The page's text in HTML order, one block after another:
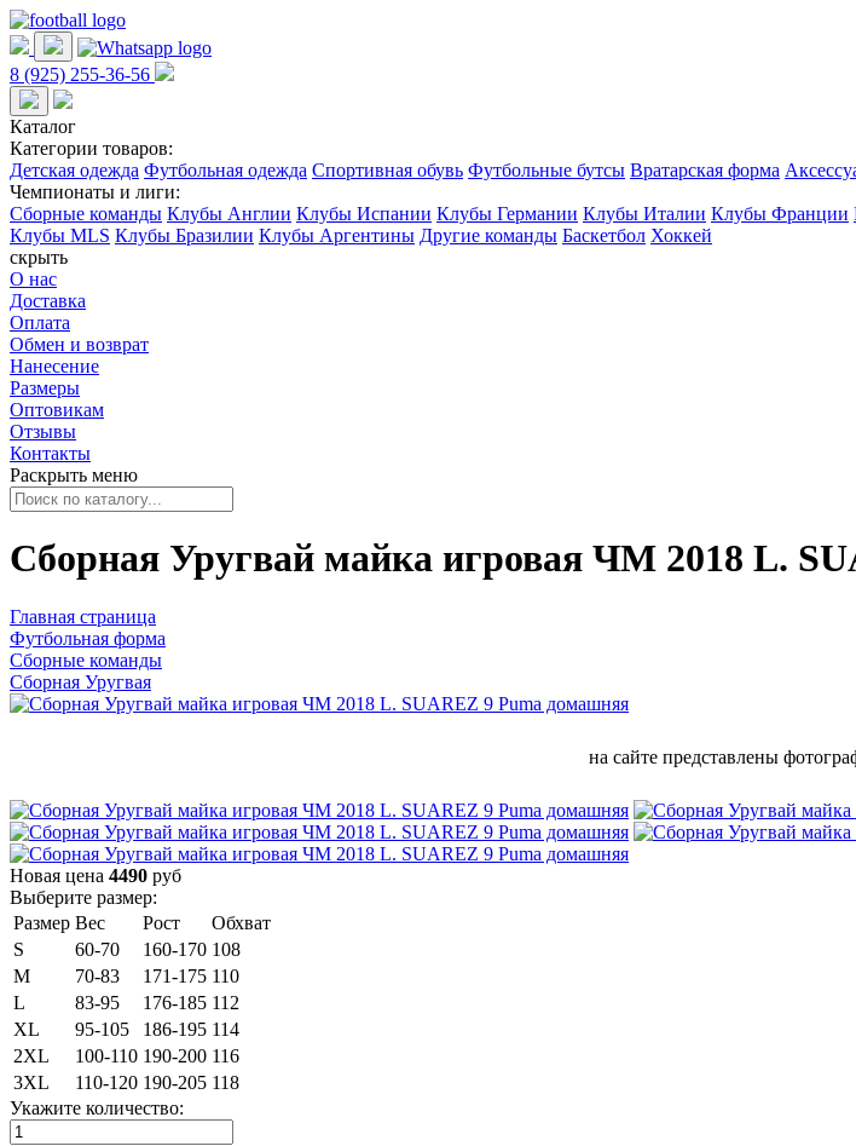
8 (925) 255-36-56
Каталог
Категории товаров:
Детская одежда Футбольная одежда Спортивная обувь Футбольные бутсы Вратарская форма
Чемпионаты и лиги:
Сборные команды Клубы Англии Клубы Испании Клубы Германии Клубы Италии Клубы Франции
Клубы MLS Клубы Бразилии Клубы Аргентины Другие команды Баскетбол Хоккей
скрыть
О нас
Доставка
Оплата
Обмен и возврат
Нанесение
Размеры
Оптовикам
Отзывы
Контакты
Раскрыть меню
Сборная Уругвай майка игровая ЧМ 2018 L.
Главная страница
Футбольная форма
Сборные команды
Сборная Уругвая
на сайте представлены
Новая цена 4490 руб
Выберите размер:
Размер Вес Рост
Обхват
S
60-70 160-170 108
M
70-83 171-175 110
L
83-95 176-185 112
XL
95-105 186-195 114
2XL
100-110 190-200 116
3XL
110-120 190-205 118
Укажите количество: